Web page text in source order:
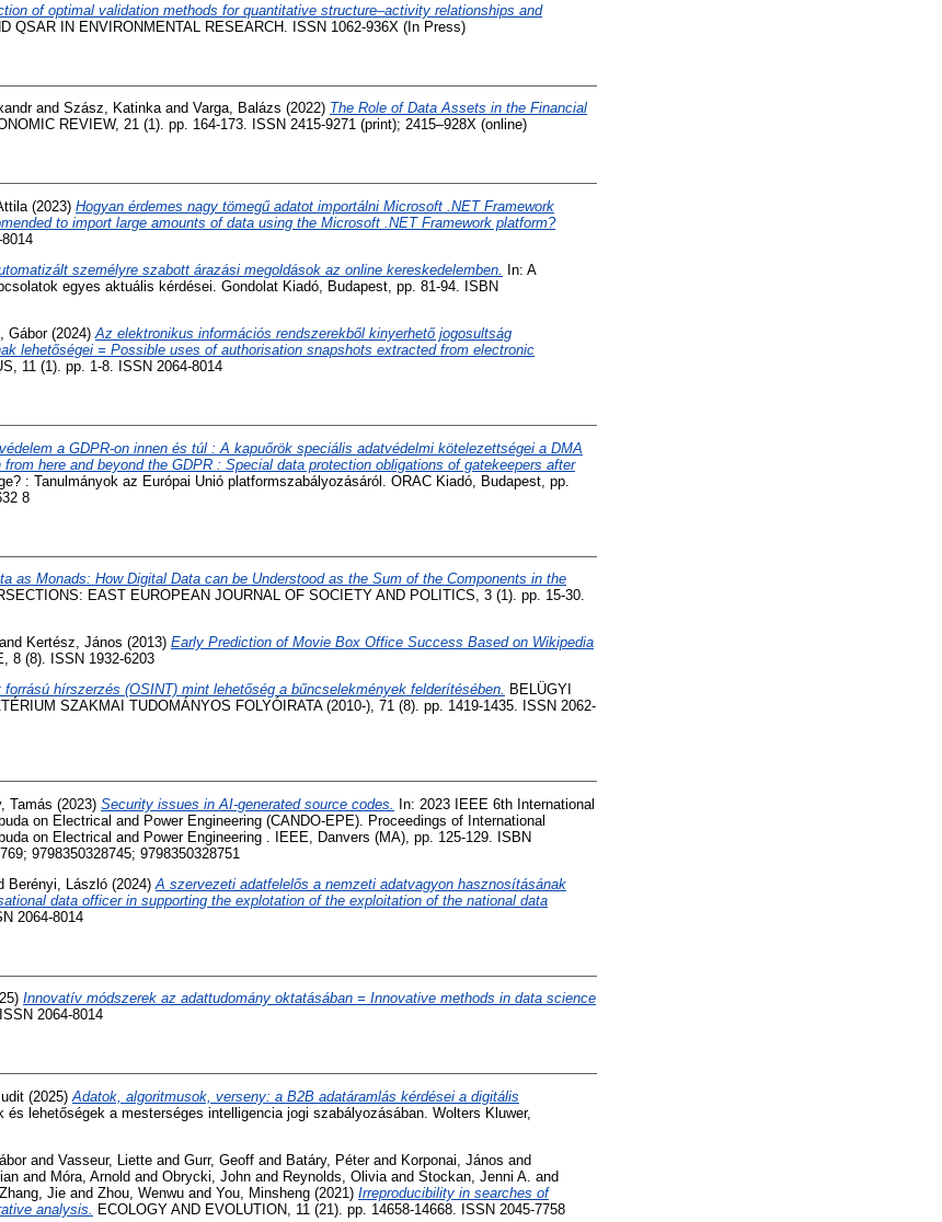
of optimal validation methods for quantitative structure–activity relationships and
QSAR IN ENVIRONMENTAL RESEARCH. ISSN 1062-936X (In Press)
and Szász, Katinkaand Varga, Balázs (2022) The Role of Data Assets in the Financial
REVIEW, 21 (1). pp. 164-173. ISSN 2415-9271 (print); 2415–928X (online)
(2023) Hogyan érdemes nagy tömegű adatot importálni Microsoft .NET Framework
to import large amounts of data using the Microsoft .NET Framework platform?
személyre szabott árazási megoldások az online kereskedelemben.
In: A
egyes aktuális kérdései. Gondolat Kiadó, Budapest, pp. 81-94. ISBN
Gábor(2024) Az elektronikus információs rendszerekből kinyerhető jogosultság
lehetőségei = Possible uses of authorisation snapshots extracted from electronic
11 (1). pp. 1-8. ISSN 2064-8014
a GDPR-on innen és túl : A kapuőrök speciális adatvédelmi kötelezettségei a DMA
here and beyond the GDPR : Special data protection obligations of gatekeepers after
: Tanulmányok az Európai Unió platformszabályozásáról. ORAC Kiadó, Budapest, pp.
8
as Monads: How Digital Data can be Understood as the Sum of the Components in the
EAST EUROPEAN JOURNAL OF SOCIETY AND POLITICS, 3 (1). pp. 15-30.
and Kertész, János (2013) Early Prediction of Movie Box Office Success Based on Wikipedia
8 (8). ISSN 1932-6203
hírszerzés (OSINT) mint lehetőség a bűncselekmények felderítésében.
BELÜGYI
SZAKMAI TUDOMÁNYOS FOLYÓIRATA (2010-), 71 (8). pp. 1419-1435. ISSN 2062-
Tamás (2023) Security issues in AI-generated source codes.
In: 2023 IEEE 6th International
on Electrical and Power Engineering (CANDO-EPE). Proceedings of International
on Electrical and Power Engineering . IEEE, Danvers (MA), pp. 125-129. ISBN
9798350328745; 9798350328751
Berényi, László (2024) A szervezeti adatfelelős a nemzeti adatvagyon hasznosításának
data officer in supporting the explotation of the exploitation of the national data
2064-8014
Innovatív módszerek az adattudomány oktatásában = Innovative methods in data science
2064-8014
(2025)Adatok, algoritmusok, verseny: a B2B adatáramlás kérdései a digitális
és lehetőségek a mesterséges intelligencia jogi szabályozásában. Wolters Kluwer,
and Vasseur, Liette and Gurr, Geoff and Batáry, Péterand Korponai, János and
and Móra, Arnold and Obrycki, John and Reynolds, Olivia and Stockan, Jenni A. and
Zhang, Jie and Zhou, Wenwu and You, Minsheng (2021) Irreproducibility in searches of
analysis.
ECOLOGY AND EVOLUTION, 11 (21). pp. 14658-14668. ISSN 2045-7758